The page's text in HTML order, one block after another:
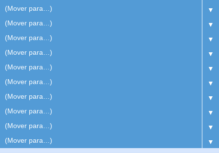
▼
▼
▼
▼
▼
▼
▼
▼
▼
▼